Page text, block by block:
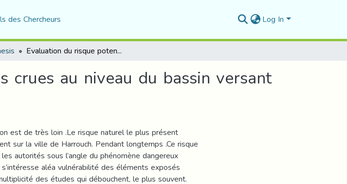
des Chercheurs Log In
Evaluation du risque potentiel des crues au niveau du bassin versant d’Oued Enssa
au niveau du bassin versant
est de très loin .Le risque naturel le plus présent
sur la ville de Harrouch. Pendant longtemps .Ce risque
autorités sous l’angle du phénomène dangereux
s’intéresse aléa vulnérabilité des éléments exposés
des études qui débouchent, le plus souvent.